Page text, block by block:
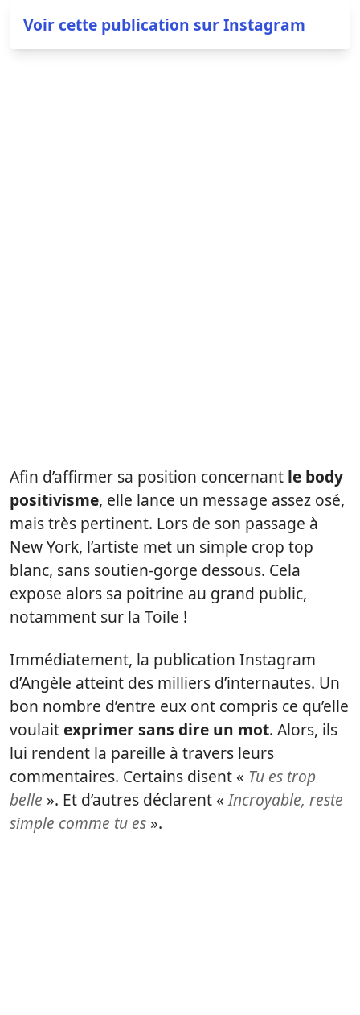
Voir cette publication sur Instagram
Afin d’affirmer sa position concernant le body
positivisme, elle lance un message assez osé,
mais très pertinent. Lors de son passage à
New York, l’artiste met un simple crop top
blanc, sans soutien-gorge dessous. Cela
expose alors sa poitrine au grand public,
notamment sur la Toile !
Immédiatement, la publication Instagram
d’Angèle atteint des milliers d’internautes. Un
bon nombre d’entre eux ont compris ce qu’elle
voulaitexprimer sans dire un mot. Alors, ils
lui rendent la pareille à travers leurs
commentaires. Certains disent « Tu es trop
belle ». Et d’autres déclarent «Incroyable, reste
simple comme tu es ».